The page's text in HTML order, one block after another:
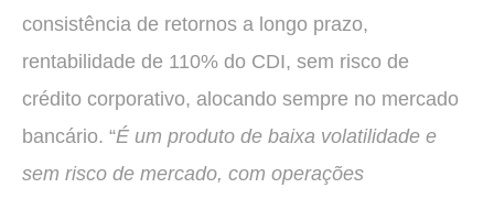
consistência de retornos a longo prazo,
rentabilidade de 110% do CDI, sem risco de
crédito corporativo, alocando sempre no mercado
bancário. “É um produto de baixa volatilidade e
sem risco de mercado, com operações